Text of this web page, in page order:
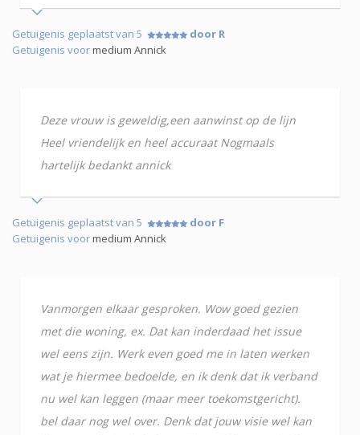
Getuigenis geplaatst van 5
door R
Getuigenis voormedium Annick
Deze vrouw is geweldig,een aanwinst op de lijn
Heel vriendelijk en heel accuraat Nogmaals
hartelijk bedankt annick
Getuigenis geplaatst van 5
door F
Getuigenis voormedium Annick
Vanmorgen elkaar gesproken. Wow goed gezien
met die woning, ex. Dat kan inderdaad het issue
wel eens zijn. Werk even goed me in laten werken
wat je hiermee bedoelde, en ik denk dat ik verband
nu wel kan leggen (maar meer toekomstgericht).
bel daar nog wel over. Denk dat jouw visie wel kan